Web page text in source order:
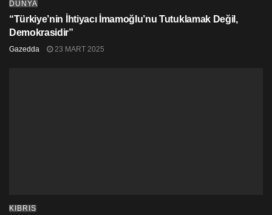
DÜNYA
“Türkiye’nin İhtiyacı İmamoğlu’nu Tutuklamak Değil,
Demokrasidir”
Gazedda 23 MART 2025
KIBRIS